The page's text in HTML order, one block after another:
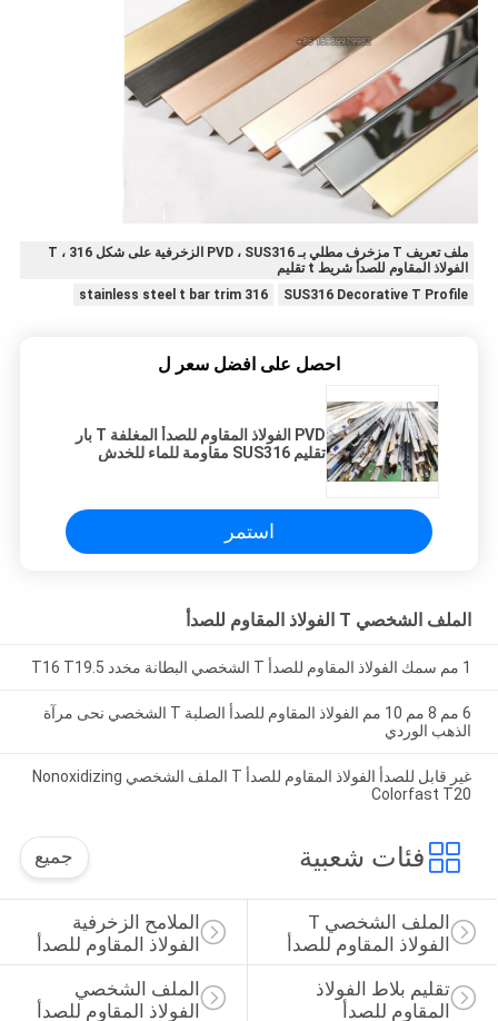
ملف تعريف T مزخرف مطلي بـ PVD ، SUS316 الزخرفية على شكل T ، 316
الفولاذ المقاوم للصدأ شريط t تقليم
SUS316 Decorative T Profile
316 stainless steel t bar trim
احصل على افضل سعر ل
PVD الفولاذ المقاوم للصدأ المغلفة T بار
تقليم SUS316 مقاومة للماء للخدش
استمر
الملف الشخصي T الفولاذ المقاوم للصدأ
1 مم سمك الفولاذ المقاوم للصدأ T الشخصي البطانة مخدد T16 T19.5
6 مم 8 مم 10 مم الفولاذ المقاوم للصدأ الصلبة T الشخصي نحى مرآة
الذهب الوردي
غير قابل للصدأ الفولاذ المقاوم للصدأ T الملف الشخصي Nonoxidizing
Colorfast T20
فئات شعبية جميع
الملامح الزخرفية
الفولاذ المقاوم للصدأ
الفولاذ المقاوم للصدأ
الملف الشخصي
الفولاذ المقاوم للصدأ
تقليم بلاط الفولاذ
المقاوم للصدأ